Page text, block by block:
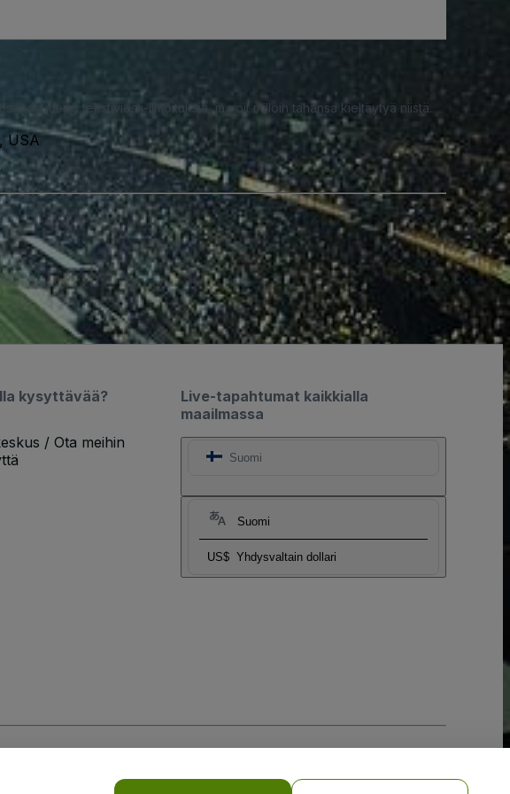
saada meiltä tekstiviesti-ilmoituksia, ja voit milloin tahansa kieltäytyä niistä.
USA
Live-tapahtumat kaikkialla
maailmassa
Suomi
Suomi
US$ Yhdysvaltain dollari
kysyttävää?
/ Ota meihin